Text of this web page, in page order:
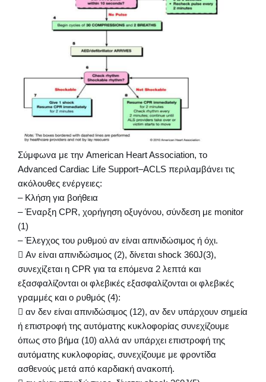
Σύμφωνα με την American Heart Association, το
Advanced Cardiac Life Support–ACLS περιλαμβάνει τις
ακόλουθες ενέργειες:
– Κλήση για βοήθεια
– Έναρξη CPR, χορήγηση οξυγόνου, σύνδεση με monitor
(1)
– Έλεγχος του ρυθμού αν είναι απινιδώσιμος ή όχι.
 Αν είναι απινιδώσιμος (2), δίνεται shock 360J(3),
συνεχίζεται η CPR για τα επόμενα 2 λεπτά και
εξασφαλίζονται οι φλεβικές εξασφαλίζονται οι φλεβικές
γραμμές και ο ρυθμός (4):
 αν δεν είναι απινιδώσιμος (12), αν δεν υπάρχουν σημεία
ή επιστροφή της αυτόματης κυκλοφορίας συνεχίζουμε
όπως στο βήμα (10) αλλά αν υπάρχει επιστροφή της
αυτόματης κυκλοφορίας, συνεχίζουμε με φροντίδα
ασθενούς μετά από καρδιακή ανακοπή.